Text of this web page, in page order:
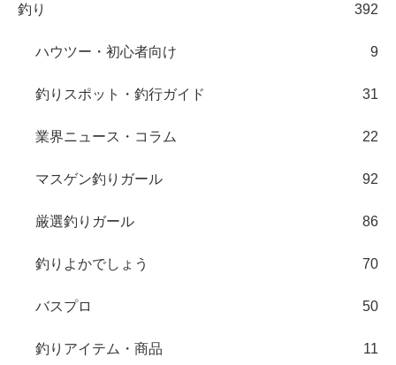
釣り 392
ハウツー・初心者向け 9
釣りスポット・釣行ガイド 31
業界ニュース・コラム 22
マスゲン釣りガール 92
厳選釣りガール 86
釣りよかでしょう 70
バスプロ 50
釣りアイテム・商品 11